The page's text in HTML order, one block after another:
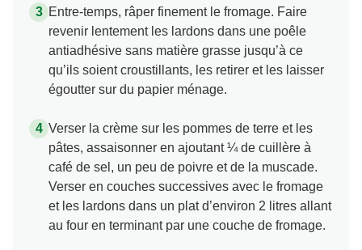
Entre-temps, râper finement le fromage. Faire
revenir lentement les lardons dans une poêle
antiadhésive sans matière grasse jusqu’à ce
qu’ils soient croustillants, les retirer et les laisser
égoutter sur du papier ménage.
Verser la crème sur les pommes de terre et les
pâtes, assaisonner en ajoutant ¼ de cuillère à
café de sel, un peu de poivre et de la muscade.
Verser en couches successives avec le fromage
et les lardons dans un plat d’environ 2 litres allant
au four en terminant par une couche de fromage.